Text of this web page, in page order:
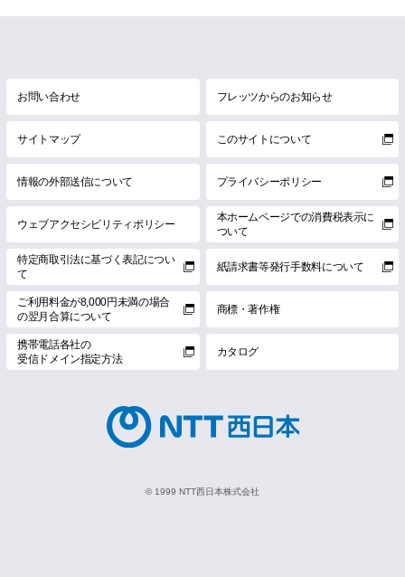
お問い合わせ フレッツからのお知らせ
サイトマップ このサイトについて
情報の外部送信について プライバシーポリシー
ウェブアクセシビリティポリシー
本ホームページでの消費税表示に
ついて
特定商取引法に基づく表記につい
て
紙請求書等発行手数料について
ご利用料金が8,000円未満の場合
の翌月合算について
商標・著作権
携帯電話各社の
受信ドメイン指定方法
カタログ
© 1999 NTT西日本株式会社